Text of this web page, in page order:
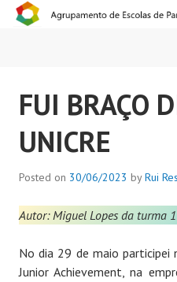
ESCOLAS
FUI BRAÇO
UNICRE
Posted on 30/06/2023 byRui
Autor: Miguel Lopes da turma
No dia 29 de maio participei
Junior Achievement, na